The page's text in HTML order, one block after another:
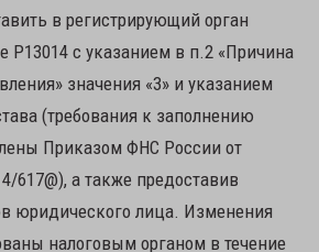
в регистрирующий орган
Р13014 с указанием в п.2 «Причина
значения «3» и указанием
(требования к заполнению
Приказом ФНС России от
617@), а также предоставив
юридического лица. Изменения
налоговым органом в течение